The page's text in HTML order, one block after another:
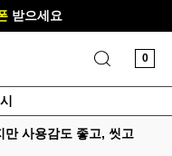
받으세요
0
만 사용감도 좋고, 씻고